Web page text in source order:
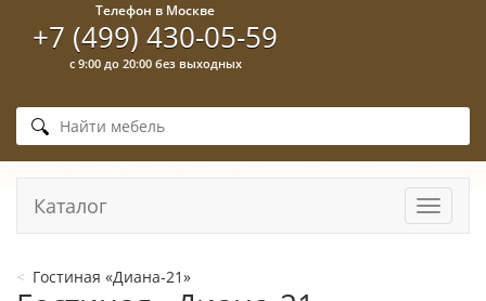
Телефон в Москве
+7 (499) 430-05-59
с 9:00 до 20:00 без выходных
Каталог
Гостиная «Диана-21»